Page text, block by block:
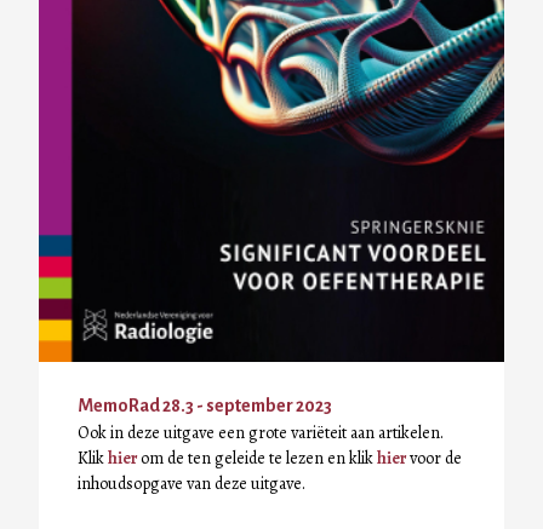
MemoRad 28.3 - september 2023
Ook in deze uitgave een grote variëteit aan artikelen.
Klikhierom de ten geleide te lezen en klikhiervoor de
inhoudsopgave van deze uitgave.